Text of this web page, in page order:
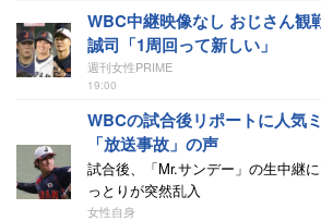
WBC中継映像なし おじさん観
誠司「1周回って新しい」
週刊女性PRIME
19:00
WBCの試合後リポートに人気
「放送事故」の声
試合後、「Mr.サンデー」の生中継
っとりが突然乱入
女性自身